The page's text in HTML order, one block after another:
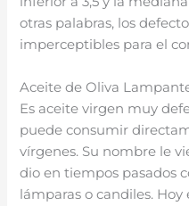
otras palabras, los
imperceptibles para el
Aceite de Oliva
Es aceite virgen muy
puede consumir
vírgenes. Su nombre le
dio en tiempos pasados
lámparas o candiles.